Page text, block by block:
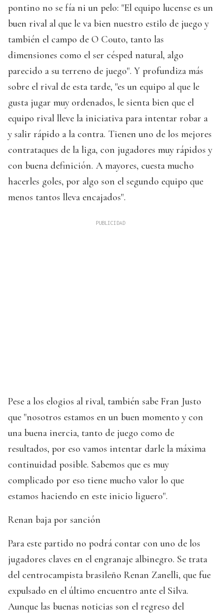
pontino no se fía ni un pelo: "El equipo lucense es un
buen rival al que le va bien nuestro estilo de juego y
también el campo de O Couto, tanto las
dimensiones como el ser césped natural, algo
parecido a su terreno de juego". Y profundiza más
sobre el rival de esta tarde, "es un equipo al que le
gusta jugar muy ordenados, le sienta bien que el
equipo rival lleve la iniciativa para intentar robar a
y salir rápido a la contra. Tienen uno de los mejores
contrataques de la liga, con jugadores muy rápidos y
con buena definición. A mayores, cuesta mucho
hacerles goles, por algo son el segundo equipo que
menos tantos lleva encajados".
Pese a los elogios al rival, también sabe Fran Justo
que "nosotros estamos en un buen momento y con
una buena inercia, tanto de juego como de
resultados, por eso vamos intentar darle la máxima
continuidad posible. Sabemos que es muy
complicado por eso tiene mucho valor lo que
estamos haciendo en este inicio liguero".
Renan baja por sanción
Para este partido no podrá contar con uno de los
jugadores claves en el engranaje albinegro. Se trata
del centrocampista brasileño Renan Zanelli, que fue
expulsado en el último encuentro ante el Silva.
Aunque las buenas noticias son el regreso del